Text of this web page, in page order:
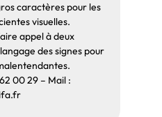
caractères pour les
visuelles.
appel à deux
des signes pour
00 29 – Mail :